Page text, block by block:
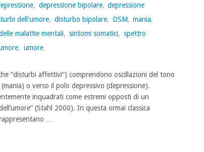
, depressione bipolare, depressione
dell'umore, disturbo bipolare, DSM, mania,
malattie mentali, sintomi somatici, spettro
, umore
“disturbi affettivi”) comprendono oscillazioni del tono
o verso il polo depressivo (depressione).
inquadrati come estremi opposti di un
(Stahl 2000). In questa ormai classica
…